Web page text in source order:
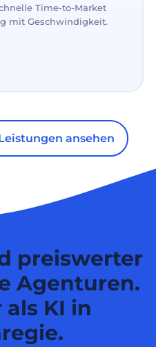
Time-to-Market
mit Geschwindigkeit.
ansehen
preiswerter
Agenturen.
als KI in